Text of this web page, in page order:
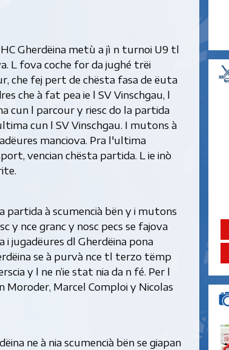
Gherdëina metù a jì n turnoi U9 tl
L fova coche for da jughé trëi
che fej pert de chësta fasa de ëuta
che à fat pea ie l SV Vinschgau, l
cun l parcour y riesc do la partida
cun l SV Vinschgau. I mutons à
manciova. Pra l'ultima
vencian chësta partida. L ie inò
partida à scumencià bën y i mutons
y nce granc y nosc pecs se fajova
jugadëures dl Gherdëina pona
se à purvà nce tl terzo tëmp
y l ne n’ie stat nia da n fé. Per l
Moroder, Marcel Comploi y Nicolas
ne à nia scumencià bën se giapan